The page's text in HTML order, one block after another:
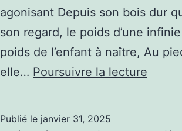
agonisant Depuis son bois dur
son regard, le poids d’une
poids de l’enfant à naître, Au
elle… Poursuivre la lecture
Publié le janvier 31, 2025